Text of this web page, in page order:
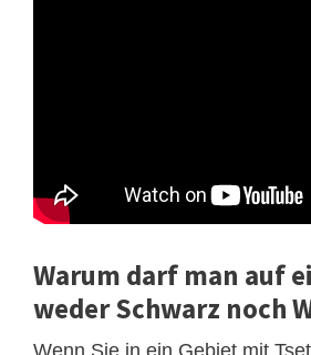
Warum darf man auf
weder Schwarz noch
Wenn Sie in ein Gebiet mit